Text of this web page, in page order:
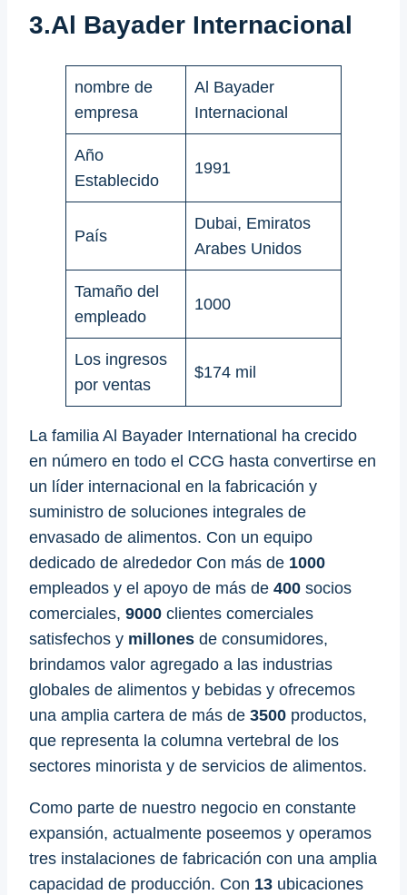
3.Al Bayader Internacional
nombre de
empresa
Al Bayader
Internacional
Año
Establecido
1991
País
Dubai, Emiratos
Arabes Unidos
Tamaño del
empleado
1000
Los ingresos
por ventas
$174 mil
La familia Al Bayader International ha crecido
en número en todo el CCG hasta convertirse en
un líder internacional en la fabricación y
suministro de soluciones integrales de
envasado de alimentos. Con un equipo
dedicado de alrededor Con más de 1000
empleados y el apoyo de más de 400 socios
comerciales, 9000 clientes comerciales
satisfechos y millones de consumidores,
brindamos valor agregado a las industrias
globales de alimentos y bebidas y ofrecemos
una amplia cartera de más de 3500 productos,
que representa la columna vertebral de los
sectores minorista y de servicios de alimentos.
Como parte de nuestro negocio en constante
expansión, actualmente poseemos y operamos
tres instalaciones de fabricación con una amplia
capacidad de producción. Con 13 ubicaciones